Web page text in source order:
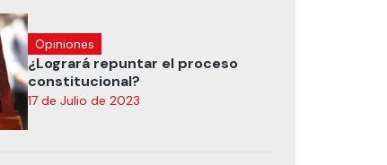
Opiniones
¿Logrará repuntar el proceso
constitucional?
17 de Julio de 2023